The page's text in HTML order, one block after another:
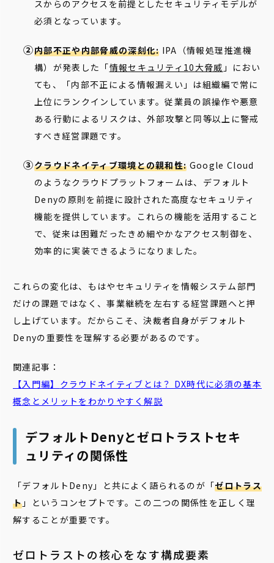
スからのアクセスを前提としたセキュリティモデルが
必須となっています。
内部不正や内部脅威の深刻化: IPA（情報処理推進機
構）が発表した「情報セキュリティ10大脅威 」におい
ても、「内部不正による情報漏えい」は組織編で常に
上位にランクインしています。従業員の誤操作や悪意
ある行動によるリスクは、外部攻撃と同等以上に警戒
すべき経営課題です。
クラウドネイティブ環境との親和性: Google Cloud
のようなクラウドプラットフォームは、デフォルト
Denyの原則を前提に設計された高度なセキュリティ
機能を提供しています。これらの機能を活用すること
で、従来は困難だったきめ細やかなアクセス制御を、
効率的に実装できるようになりました。
これらの変化は、もはやセキュリティを情報システム部門
だけの課題ではなく、事業継続を左右する経営課題へと押
し上げています。だからこそ、決裁者自身がデフォルト
Denyの重要性を理解する必要があるのです。
関連記事：
【入門編】 クラウドネイティブ とは？ DX時代に必須の基本
概念とメリットをわかりやすく解説
デフォルトDenyとゼロトラストセキ
ュリティの関係性
「デフォルトDeny」と共によく語られるのが「ゼロトラス
ト 」というコンセプトです。この二つの関係性を正しく理
解することが重要です。
ゼロトラストの核心をなす構成要素